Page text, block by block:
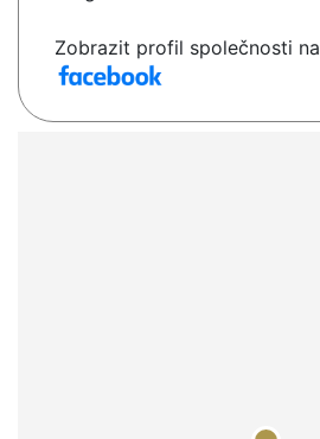
Zobrazit profil společnosti na